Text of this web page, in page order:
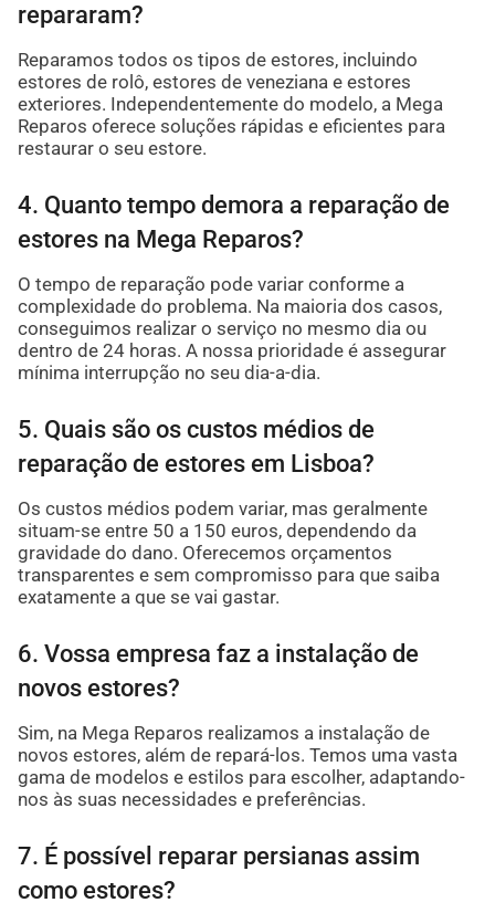
repararam?
Reparamos todos os tipos de estores, incluindo
estores de rolô, estores de veneziana e estores
exteriores. Independentemente do modelo, a Mega
Reparos oferece soluções rápidas e eficientes para
restaurar o seu estore.
4. Quanto tempo demora a reparação de
estores na Mega Reparos?
O tempo de reparação pode variar conforme a
complexidade do problema. Na maioria dos casos,
conseguimos realizar o serviço no mesmo dia ou
dentro de 24 horas. A nossa prioridade é assegurar
mínima interrupção no seu dia-a-dia.
5. Quais são os custos médios de
reparação de estores em Lisboa?
Os custos médios podem variar, mas geralmente
situam-se entre 50 a 150 euros, dependendo da
gravidade do dano. Oferecemos orçamentos
transparentes e sem compromisso para que saiba
exatamente a que se vai gastar.
6. Vossa empresa faz a instalação de
novos estores?
Sim, na Mega Reparos realizamos a instalação de
novos estores, além de repará-los. Temos uma vasta
gama de modelos e estilos para escolher, adaptando-
nos às suas necessidades e preferências.
7. É possível reparar persianas assim
como estores?